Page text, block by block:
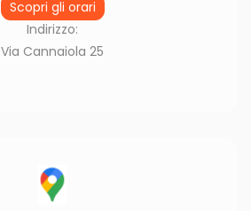
Scopri gli orari
Indirizzo:
Via Cannaiola 25